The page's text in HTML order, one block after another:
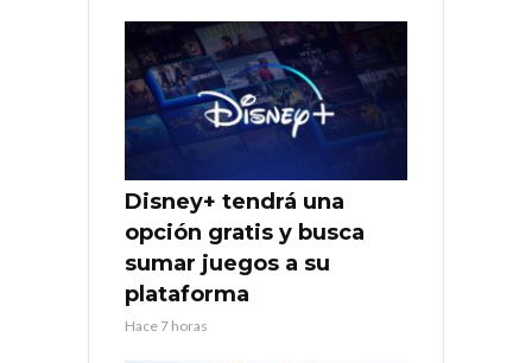
Disney+ tendrá una
opción gratis y busca
sumar juegos a su
plataforma
Hace 7 horas